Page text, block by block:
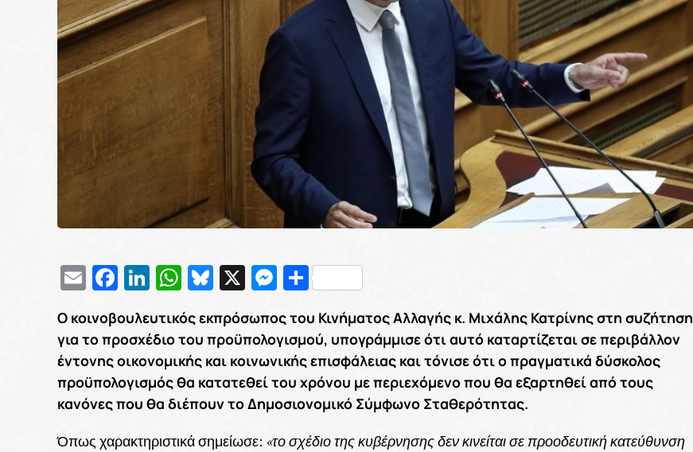
EmailFacebook
LinkedIn
WhatsApp
Bluesky
X Messenger
Μοιραστείτε
Ο κοινοβουλευτικός εκπρόσωπος του Κινήματος Αλλαγής κ. Μιχάλης Κατρίνης στη συζήτηση
για το προσχέδιο του προϋπολογισμού, υπογράμμισε ότι αυτό καταρτίζεται σε περιβάλλον
έντονης οικονομικής και κοινωνικής επισφάλειας και τόνισε ότι ο πραγματικά δύσκολος
προϋπολογισμός θα κατατεθεί του χρόνου με περιεχόμενο που θα εξαρτηθεί από τους
κανόνες που θα διέπουν το Δημοσιονομικό Σύμφωνο Σταθερότητας.
Όπως χαρακτηριστικά σημείωσε: «το σχέδιο τηςκυβέρνησης δεν κινείται σε προοδευτική κατεύθυνση